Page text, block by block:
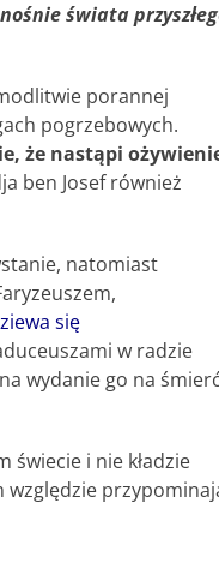
świata
porannej
pogrzebowych.
że nastąpi
ben Josef również
natomiast
się
w radzie
wydanie go na śmierć
świecie i nie kładzie
względzie